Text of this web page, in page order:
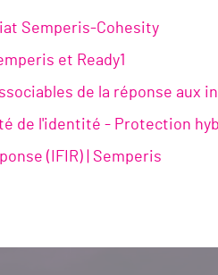
Semperis-Cohesity
et Ready1
de la réponse aux
de l'identité - Protection
(IFIR) | Semperis